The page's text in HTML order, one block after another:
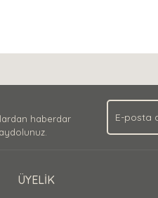
haberdar
ÜYELİK